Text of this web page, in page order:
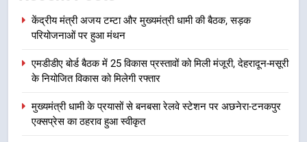
उत्तराखंड
मुख्यमंत्री धामी के प्रयासों से बनबसा रेलवे
स्टेशन पर अछनेरा-टनकपुर एक्सप्रेस का
ठहराव हुआ स्वीकृत
उत्तराखंड
केंद्रीय मंत्री अजय टम्टा और मुख्यमंत्री धामी की बैठक, सड़क
परियोजनाओं पर हुआ मंथन
एमडीडीए बोर्ड बैठक में 25 विकास प्रस्तावों को मिली मंजूरी, देहरादून-मसूरी
के नियोजित विकास को मिलेगी रफ्तार
मुख्यमंत्री धामी के प्रयासों से बनबसा रेलवे स्टेशन पर अछनेरा-टनकपुर
एक्सप्रेस का ठहराव हुआ स्वीकृत